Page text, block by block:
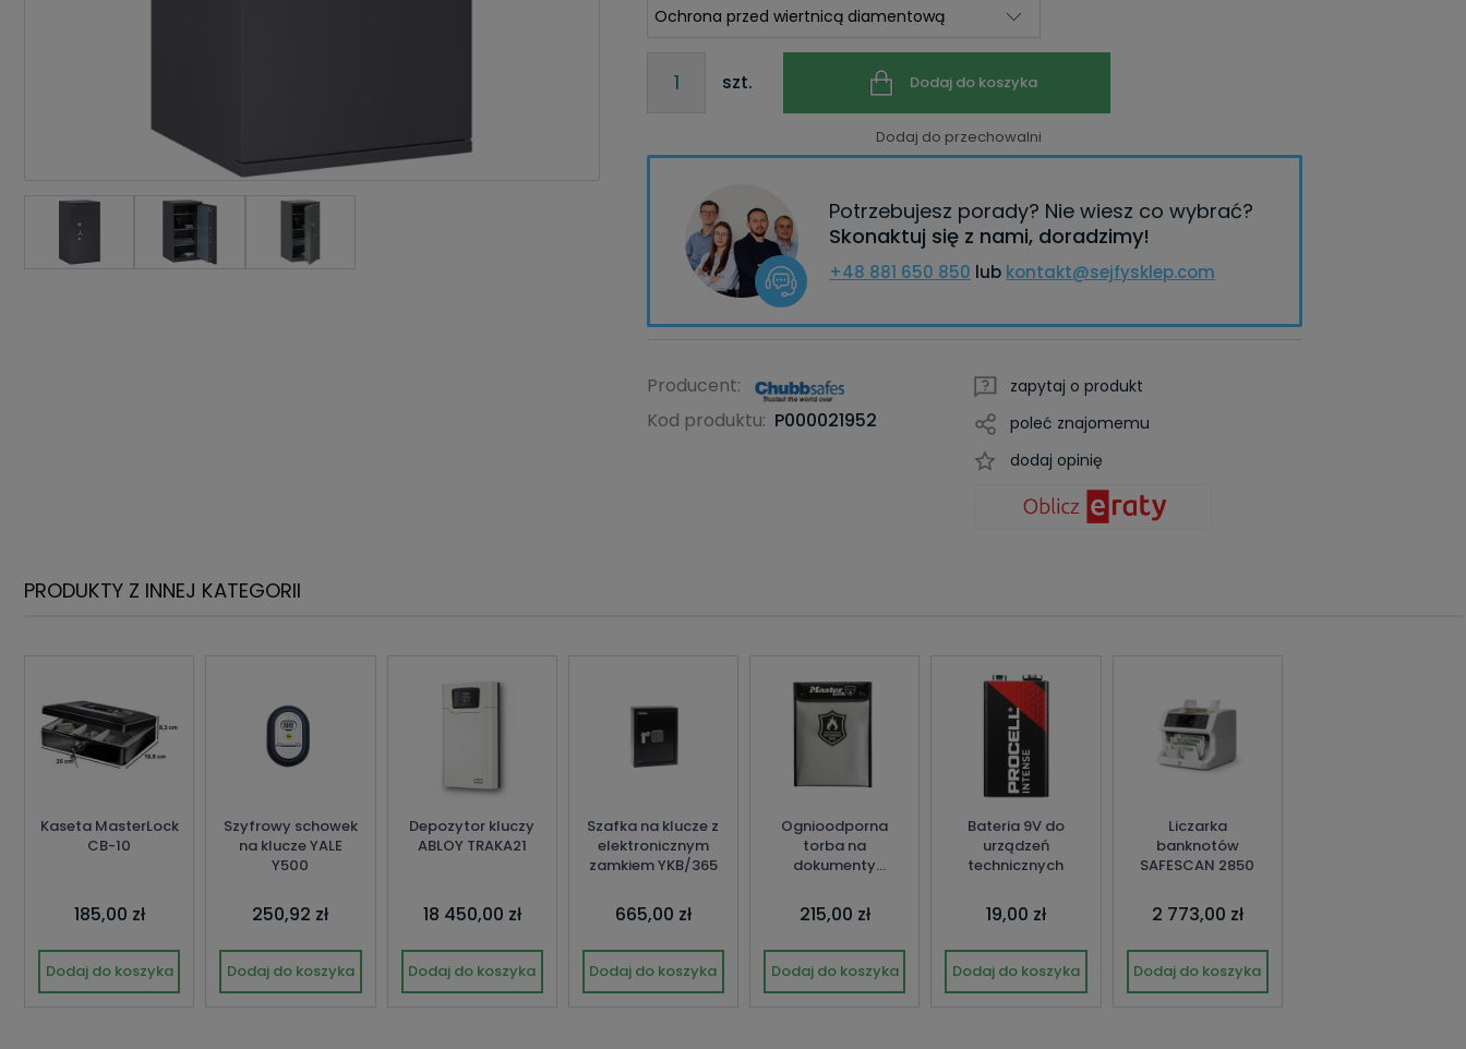
szt. Dodaj do koszyka
Dodaj do przechowalni
Potrzebujesz porady? Nie wiesz co wybrać?
Skonaktuj się z nami, doradzimy!
+48 881 650 850 lub kontakt@sejfysklep.com
Producent:
Kod produktu: P000021952
zapytaj o produkt
poleć znajomemu
dodaj opinię
PRODUKTY Z INNEJ KATEGORII
Kaseta MasterLock
CB-10
185,00 zł
Dodaj do koszyka
Szyfrowy schowek
na klucze YALE
Y500
250,92 zł
Dodaj do koszyka
Depozytor kluczy
ABLOY TRAKA21
18 450,00 zł
Dodaj do koszyka
Szafka na klucze z
elektronicznym
zamkiem YKB/365
665,00 zł
Dodaj do koszyka
Ognioodporna
torba na
dokumenty
215,00 zł
Dodaj do koszyka
Bateria 9V do
urządzeń
technicznych
19,00 zł
Dodaj do koszyka
Liczarka
banknotów
SAFESCAN 2850
2 773,00 zł
Dodaj do koszyka